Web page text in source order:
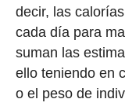
decir, las
cada día para
suman las
ello teniendo en
o el peso de